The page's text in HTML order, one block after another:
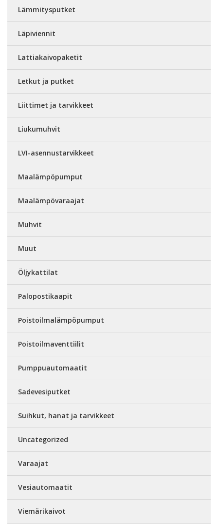
Lämmitysputket
Läpiviennit
Lattiakaivopaketit
Letkut ja putket
Liittimet ja tarvikkeet
Liukumuhvit
LVI-asennustarvikkeet
Maalämpöpumput
Maalämpövaraajat
Muhvit
Muut
Öljykattilat
Palopostikaapit
Poistoilmalämpöpumput
Poistoilmaventtiilit
Pumppuautomaatit
Sadevesiputket
Suihkut, hanat ja tarvikkeet
Uncategorized
Varaajat
Vesiautomaatit
Viemärikaivot